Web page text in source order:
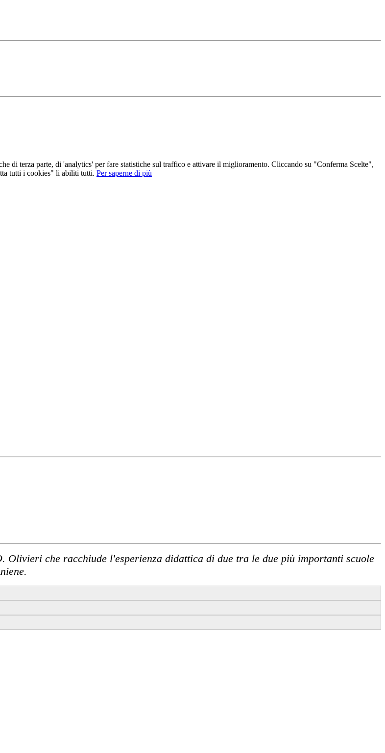
di terza parte, di 'analytics' per fare statistiche sul traffico e attivare il miglioramento. Cliccando su "Conferma Scelte",
tutti i cookies" li abiliti tutti. Per saperne di più
Olivieri che racchiude l'esperienza didattica di due tra le due più importanti scuole